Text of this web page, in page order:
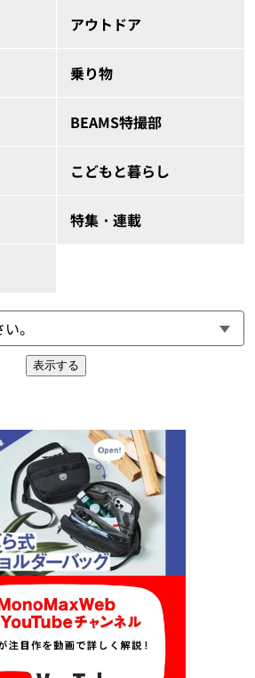
アウトドア
乗り物
BEAMS特撮部
こどもと暮らし
特集・連載
表示する